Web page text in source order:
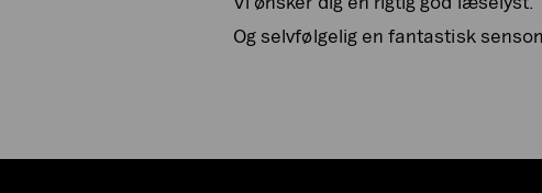
Og selvfølgelig en fantastisk